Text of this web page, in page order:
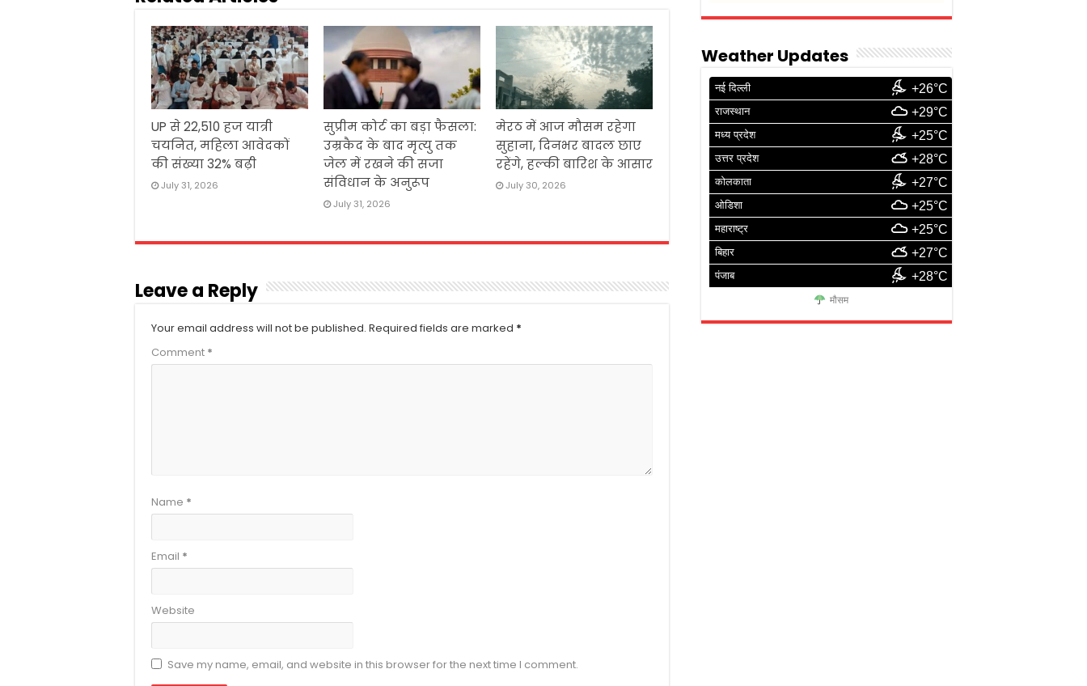
UP से 22,510 हज यात्री
चयनित, महिला आवेदकों
की संख्या 32% बढ़ी
July 31, 2026
सुप्रीम कोर्ट का बड़ा फैसला:
उम्रकैद के बाद मृत्यु तक
जेल में रखने की सजा
संविधान के अनुरूप
July 31, 2026
मेरठ में आज मौसम रहेगा
सुहाना, दिनभर बादल छाए
रहेंगे, हल्की बारिश के आसार
July 30, 2026
Leave a Reply
Your email address will not be published. Required fields are marked *
Comment *
Name *
Email *
Website
Save my name, email, and website in this browser for the next time I comment.
Weather Updates
नई दिल्ली +26°C
राजस्थान +29°C
मध्य प्रदेश +25°C
उत्तर प्रदेश +28°C
कोलकाता +27°C
ओडिशा +25°C
महाराष्ट्र +25°C
बिहार +27°C
पंजाब +28°C
मौसम